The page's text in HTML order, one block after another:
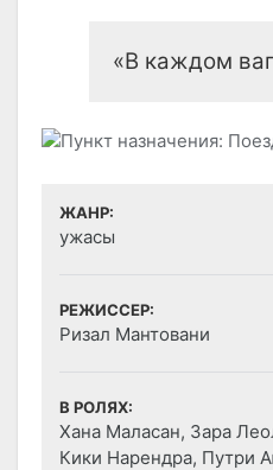
«В каждом
ЖАНР:
ужасы
РЕЖИССЕР:
Ризал Мантовани
В РОЛЯХ:
Хана Маласан, Зара
Кики Нарендра, Путри